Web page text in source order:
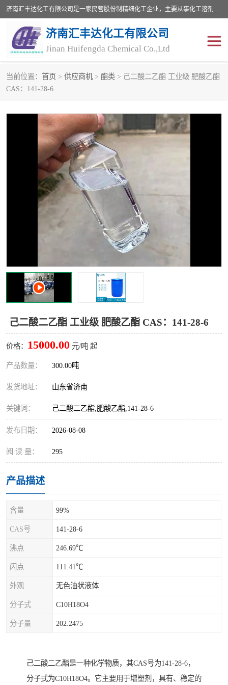
济南汇丰达化工有限公司是一家民营股份制精细化工企业，主要从事化工溶剂、药用辅料、合成中间体等深加工产品的研制开发、生产、销售和进出口贸易。主营产品：环氧丙烷，十二烷基苯，甲基磺酸，磺酸，DMF，DMAC，甘油，苯甲醇，乙酰氯，甲基丙烯酸，甲基丙烯酸甲酯，叔丁醇，异辛酸，二乙烯三胺，一乙，二乙‎，三乙醇胺，原乙酸三甲酯等化工产品及中间体。欢迎各界朋友洽谈咨询业务。
济南汇丰达化工有限公司
Jinan Huifengda Chemical Co.,Ltd
当前位置： 首页 > 供应商机 > 酯类 > 己二酸二乙酯 工业级 肥酸乙酯
CAS：141-28-6
己二酸二乙酯 工业级 肥酸乙酯 CAS：141-28-6
价格： 15000.00 元/吨 起
产品数量： 300.00吨
发货地址： 山东省济南
关键词： 己二酸二乙酯,肥酸乙酯,141-28-6
发布日期： 2026-08-08
阅 读 量： 295
产品描述
含量 99%
CAS号 141-28-6
沸点 246.69℃
闪点 111.41℃
外观 无色油状液体
分子式 C10H18O4
分子量 202.2475
己二酸二乙酯是一种化学物质，其CAS号为141-28-6，
分子式为C10H18O4。它主要用于增塑剂，具有、稳定的
胺类
醇类 醚类
酚类
羧酸衍生物
无机盐 有机溶剂
十二烷基苯
甲醇钠
丙二醇甲醚醋酸酯
醛类
酯类
烷烃化工原料 合成中间体